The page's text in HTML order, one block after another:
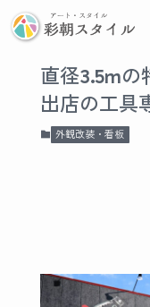
直径3.5mの
出店の工具
外観改装・看板